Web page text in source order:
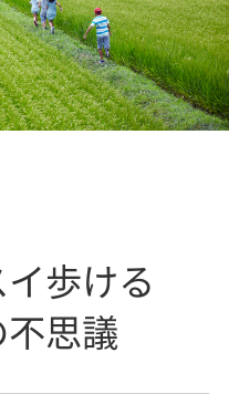
歩ける
不思議